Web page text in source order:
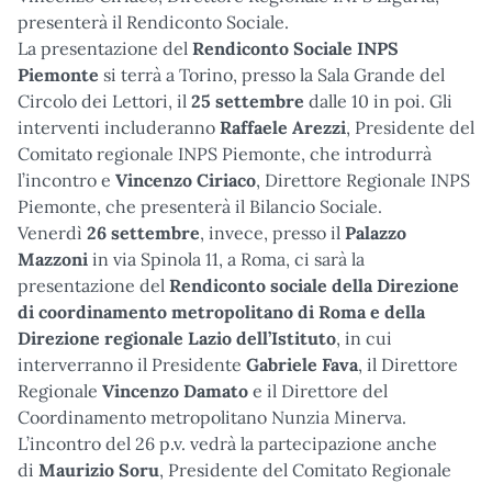
presenterà il Rendiconto Sociale.
La presentazione del Rendiconto Sociale INPS
Piemonte si terrà a Torino, presso la Sala Grande del
Circolo dei Lettori, il 25 settembre dalle 10 in poi. Gli
interventi includeranno Raffaele Arezzi, Presidente del
Comitato regionale INPS Piemonte, che introdurrà
l’incontro e Vincenzo Ciriaco, Direttore Regionale INPS
Piemonte, che presenterà il Bilancio Sociale.
Venerdì 26 settembre, invece, presso il Palazzo
Mazzoni in via Spinola 11, a Roma, ci sarà la
presentazione del Rendiconto sociale della Direzione
di coordinamento metropolitano di Roma e della
Direzione regionale Lazio dell’Istituto, in cui
interverranno il Presidente Gabriele Fava, il Direttore
Regionale Vincenzo Damato e il Direttore del
Coordinamento metropolitano Nunzia Minerva.
L’incontro del 26 p.v. vedrà la partecipazione anche
di Maurizio Soru, Presidente del Comitato Regionale